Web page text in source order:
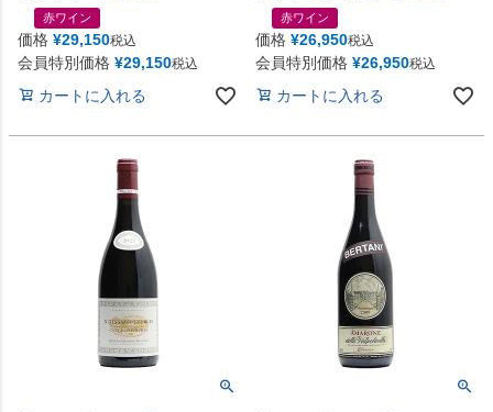
赤ワイン
価格 ¥29,150税込
会員特別価格 ¥29,150税込
カートに入れる
赤ワイン
価格 ¥26,950税込
会員特別価格 ¥26,950税込
カートに入れる